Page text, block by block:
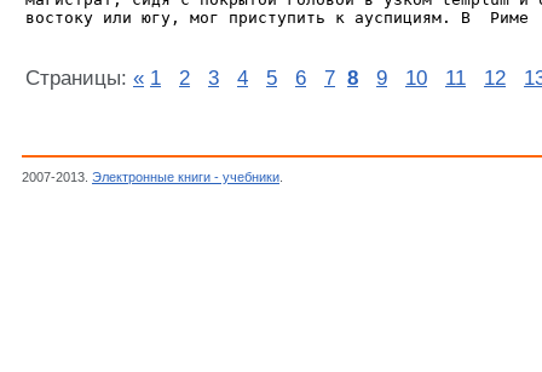
Страницы: « 1 2 3 4 5 6 7 8 9 10 11 12
2007-2013. Электронные книги - учебники